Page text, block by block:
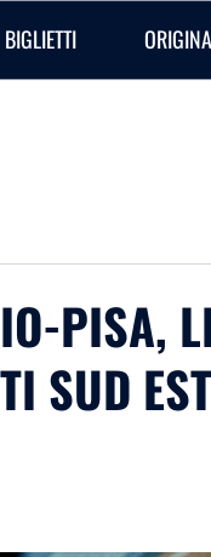
BIGLIETTI
PISA,
SUD EST